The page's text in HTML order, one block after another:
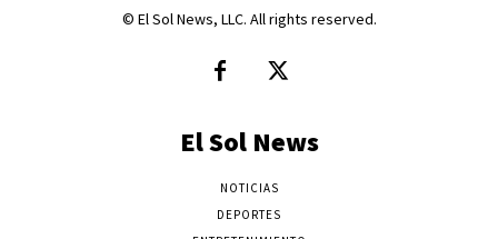
© El Sol News, LLC. All rights reserved.
El Sol News
NOTICIAS
DEPORTES